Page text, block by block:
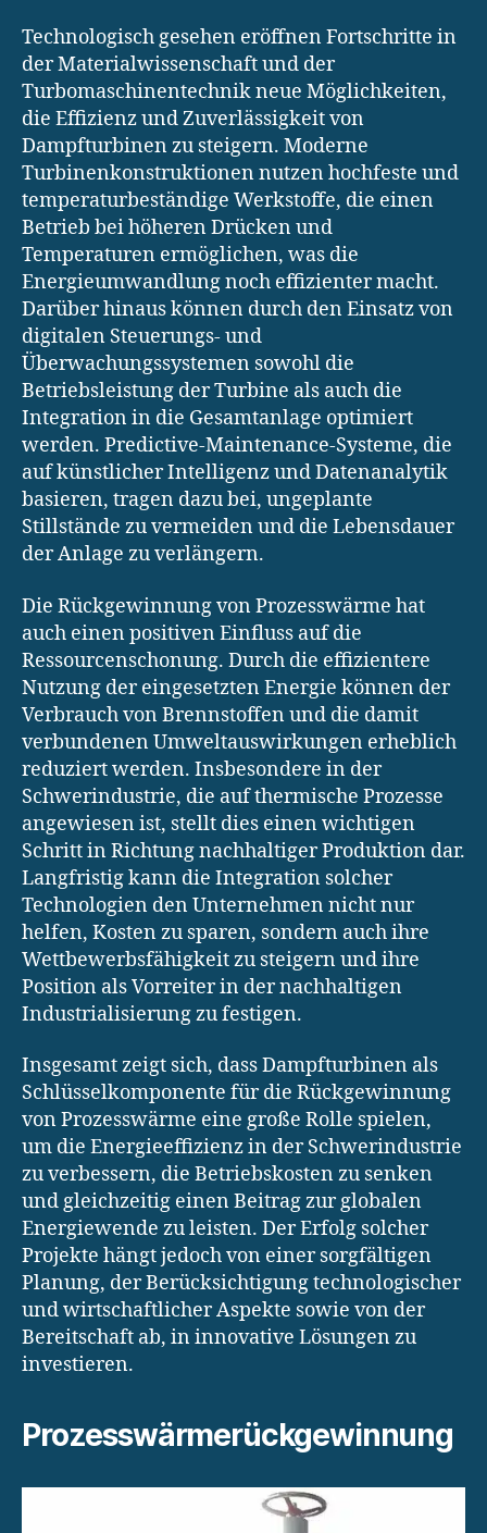
Technologisch gesehen eröffnen Fortschritte in
der Materialwissenschaft und der
Turbomaschinentechnik neue Möglichkeiten,
die Effizienz und Zuverlässigkeit von
Dampfturbinen zu steigern. Moderne
Turbinenkonstruktionen nutzen hochfeste und
temperaturbeständige Werkstoffe, die einen
Betrieb bei höheren Drücken und
Temperaturen ermöglichen, was die
Energieumwandlung noch effizienter macht.
Darüber hinaus können durch den Einsatz von
digitalen Steuerungs- und
Überwachungssystemen sowohl die
Betriebsleistung der Turbine als auch die
Integration in die Gesamtanlage optimiert
werden. Predictive-Maintenance-Systeme, die
auf künstlicher Intelligenz und Datenanalytik
basieren, tragen dazu bei, ungeplante
Stillstände zu vermeiden und die Lebensdauer
der Anlage zu verlängern.
Die Rückgewinnung von Prozesswärme hat
auch einen positiven Einfluss auf die
Ressourcenschonung. Durch die effizientere
Nutzung der eingesetzten Energie können der
Verbrauch von Brennstoffen und die damit
verbundenen Umweltauswirkungen erheblich
reduziert werden. Insbesondere in der
Schwerindustrie, die auf thermische Prozesse
angewiesen ist, stellt dies einen wichtigen
Schritt in Richtung nachhaltiger Produktion dar.
Langfristig kann die Integration solcher
Technologien den Unternehmen nicht nur
helfen, Kosten zu sparen, sondern auch ihre
Wettbewerbsfähigkeit zu steigern und ihre
Position als Vorreiter in der nachhaltigen
Industrialisierung zu festigen.
Insgesamt zeigt sich, dass Dampfturbinen als
Schlüsselkomponente für die Rückgewinnung
von Prozesswärme eine große Rolle spielen,
um die Energieeffizienz in der Schwerindustrie
zu verbessern, die Betriebskosten zu senken
und gleichzeitig einen Beitrag zur globalen
Energiewende zu leisten. Der Erfolg solcher
Projekte hängt jedoch von einer sorgfältigen
Planung, der Berücksichtigung technologischer
und wirtschaftlicher Aspekte sowie von der
Bereitschaft ab, in innovative Lösungen zu
investieren.
Prozesswärmerückgewinnung